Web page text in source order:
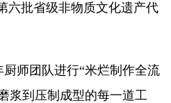
六批省级非物质文化遗产代
师团队进行“米烂制作全流
浆到压制成型的每一道工